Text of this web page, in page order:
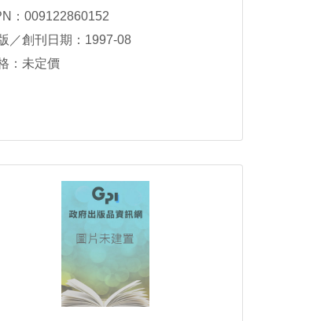
：009122860152
／創刊日期：1997-08
：未定價